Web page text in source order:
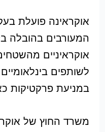
אוקראינה פועלת
המעורבים בהובלה
אוקראיניים
לשותפים
במניעת פרקטיקות
משרד החוץ של